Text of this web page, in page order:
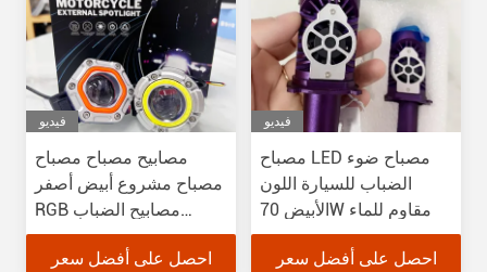
فيديو
مصابيح مصباح مصباح
مصباح مشروع أبيض أصفر
RGB مصابيح الضباب
للسيارات
احصل على أفضل سعر
فيديو
مصباح LED مصباح ضوء
الضباب للسيارة اللون
الأبيض 70W مقاوم للماء
احصل على أفضل سعر